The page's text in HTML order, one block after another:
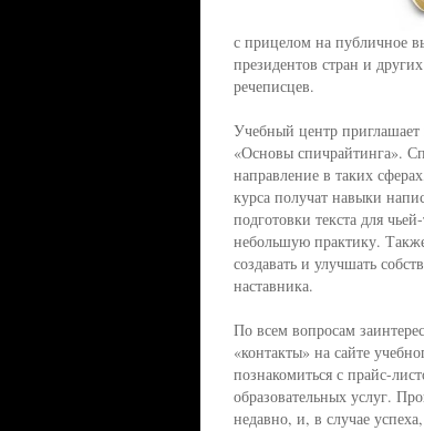
с прицелом на публичное
президентов стран и
речеписцев.
Учебный центр
«Основы спичрайтинга».
направление в таких
курса получат навыки
подготовки текста для
небольшую практику.
создавать и улучшать
наставника.
По всем вопросам
«контакты» на сайте
познакомиться с прайс-
образовательных услуг.
недавно, и, в случае